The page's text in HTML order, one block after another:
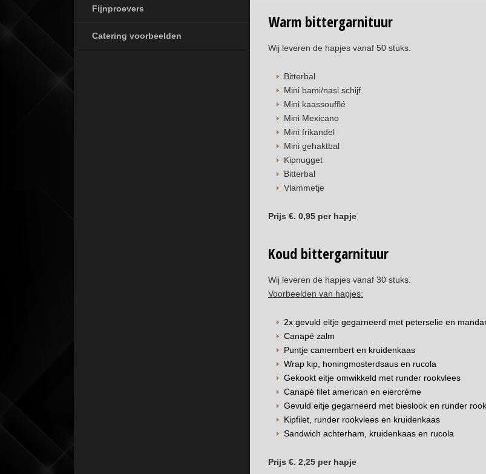
Fijnproevers
Catering voorbeelden
Warm bittergarnituur
Wij leveren de hapjes vanaf 50 stuks.
Bitterbal
Mini bami/nasi schijf
Mini kaassoufflé
Mini Mexicano
Mini frikandel
Mini gehaktbal
Kipnugget
Bitterbal
Vlammetje
Prijs €. 0,95 per hapje
Koud bittergarnituur
Wij leveren de hapjes vanaf 30 stuks.
Voorbeelden van hapjes:
2x gevuld eitje gegarneerd met peterselie en
Canapé zalm
Puntje camembert en kruidenkaas
Wrap kip, honingmosterdsaus en rucola
Gekookt eitje omwikkeld met runder rookvlees
Canapé filet american en eiercrème
Gevuld eitje gegarneerd met bieslook en runder
Kipfilet, runder rookvlees en kruidenkaas
Sandwich achterham, kruidenkaas en rucola
Prijs €. 2,25 per hapje